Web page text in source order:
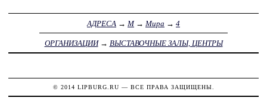
АДРЕСА → М→ Мира → 4
ОРГАНИЗАЦИИ→ ВЫСТАВОЧНЫЕ ЗАЛЫ, ЦЕНТРЫ
© 2014 LIPBURG.RU — ВСЕ ПРАВА ЗАЩИЩЕНЫ.